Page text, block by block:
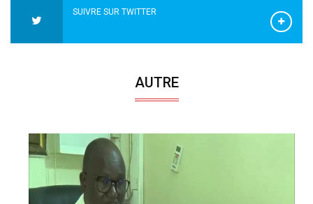
SUIVRE SUR TWITTER
AUTRE